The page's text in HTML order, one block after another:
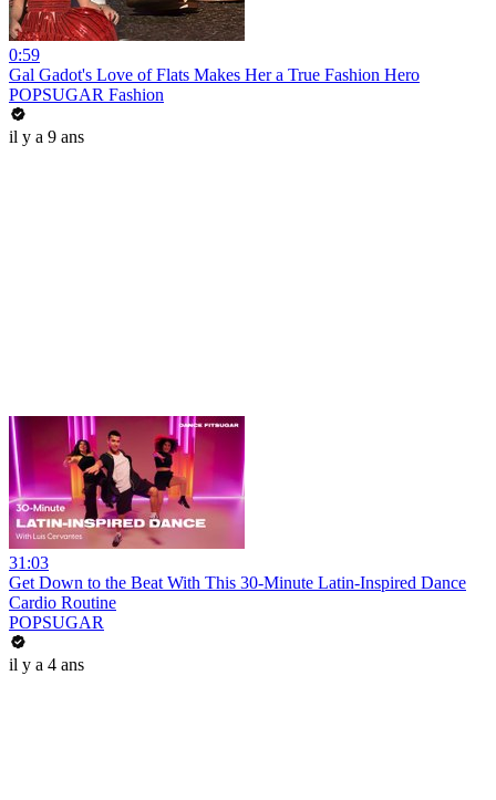
0:59
Gal Gadot's Love of Flats Makes Her a True Fashion Hero
POPSUGAR Fashion
il y a 9 ans
31:03
Get Down to the Beat With This 30-Minute Latin-Inspired Dance
Cardio Routine
POPSUGAR
il y a 4 ans